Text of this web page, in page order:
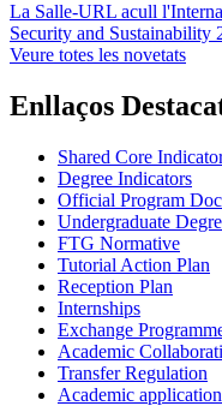
La Salle-URL acull
Security and Sustainability
Veure totes les novetats
Enllaços
Shared Core
Degree Indicators
Official Program
Undergraduate
FTG Normative
Tutorial Action Plan
Reception Plan
Internships
Exchange
Academic
Transfer Regulation
Academic